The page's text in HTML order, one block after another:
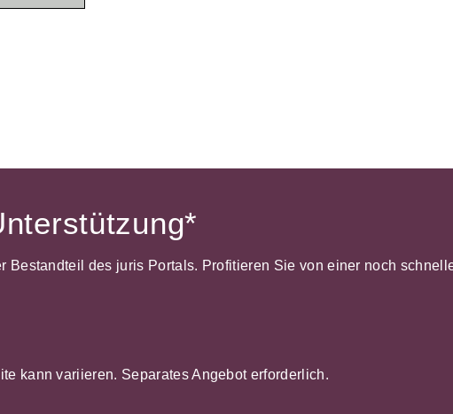
Bestandteil des juris Portals. Profitieren Sie von einer noch
kann variieren. Separates Angebot erforderlich.